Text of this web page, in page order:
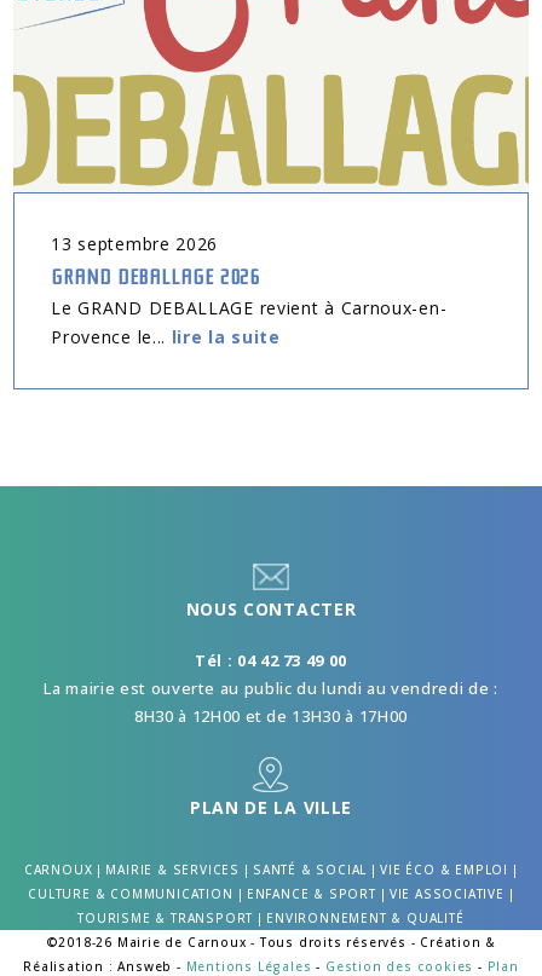
13 septembre 2026
GRAND DEBALLAGE 2026
Le GRAND DEBALLAGE revient à Carnoux-en-
Provence le... lire la suite
NOUS CONTACTER
Tél : 04 42 73 49 00
La mairie est ouverte au public du lundi au vendredi de :
8H30 à 12H00 et de 13H30 à 17H00
PLAN DE LA VILLE
CARNOUX | MAIRIE & SERVICES | SANTÉ & SOCIAL |VIE ÉCO & EMPLOI |
CULTURE & COMMUNICATION | ENFANCE & SPORT| VIE ASSOCIATIVE |
TOURISME & TRANSPORT | ENVIRONNEMENT & QUALITÉ
©2018-26 Mairie de Carnoux - Tous droits réservés - Création &
Réalisation : Answeb - Mentions Légales - Gestion des cookies - Plan